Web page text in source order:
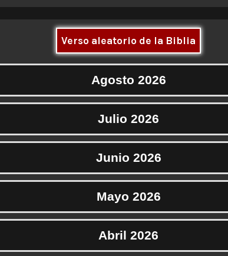
Verso aleatorio de la Biblia
Agosto 2026
Julio 2026
Junio 2026
Mayo 2026
Abril 2026